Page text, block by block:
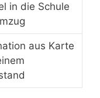
in die Schule
aus Karte